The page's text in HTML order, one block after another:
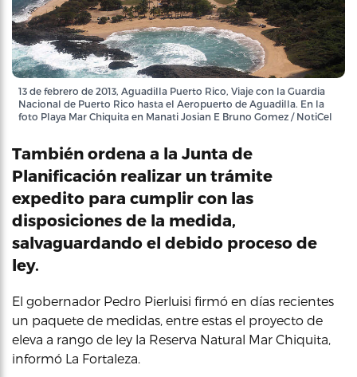
13 de febrero de 2013, Aguadilla Puerto Rico, Viaje con la Guardia
Nacional de Puerto Rico hasta el Aeropuerto de Aguadilla. En la
foto Playa Mar Chiquita en Manati Josian E Bruno Gomez / NotiCel
También ordena a la Junta de
Planificación realizar un trámite
expedito para cumplir con las
disposiciones de la medida,
salvaguardando el debido proceso de
ley.
El gobernador Pedro Pierluisi firmó en días recientes
un paquete de medidas, entre estas el proyecto de
eleva a rango de ley la Reserva Natural Mar Chiquita,
informó La Fortaleza.